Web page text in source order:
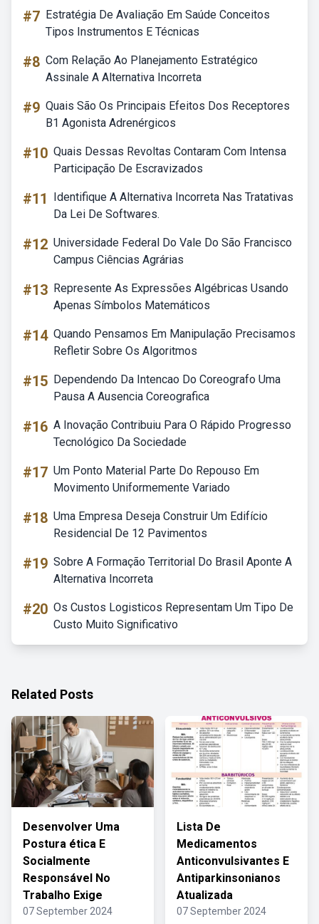
#7 Estratégia De Avaliação Em Saúde Conceitos
Tipos Instrumentos E Técnicas
#8 Com Relação Ao Planejamento Estratégico
Assinale A Alternativa Incorreta
#9 Quais São Os Principais Efeitos Dos Receptores
B1 Agonista Adrenérgicos
#10 Quais Dessas Revoltas Contaram Com Intensa
Participação De Escravizados
#11
Identifique A Alternativa Incorreta Nas Tratativas
Da Lei De Softwares.
#12 Universidade Federal Do Vale Do São Francisco
Campus Ciências Agrárias
#13 Represente As Expressões Algébricas Usando
Apenas Símbolos Matemáticos
#14 Quando Pensamos Em Manipulação Precisamos
Refletir Sobre Os Algoritmos
#15 Dependendo Da Intencao Do Coreografo Uma
Pausa A Ausencia Coreografica
#16 A Inovação Contribuiu Para O Rápido Progresso
Tecnológico Da Sociedade
#17 Um Ponto Material Parte Do Repouso Em
Movimento Uniformemente Variado
#18 Uma Empresa Deseja Construir Um Edifício
Residencial De 12 Pavimentos
#19 Sobre A Formação Territorial Do Brasil Aponte A
Alternativa Incorreta
#20 Os Custos Logisticos Representam Um Tipo De
Custo Muito Significativo
Related Posts
Desenvolver Uma
Postura ética E
Socialmente
Responsável No
Trabalho Exige
07 September 2024
Lista De
Medicamentos
Anticonvulsivantes E
Antiparkinsonianos
Atualizada
07 September 2024